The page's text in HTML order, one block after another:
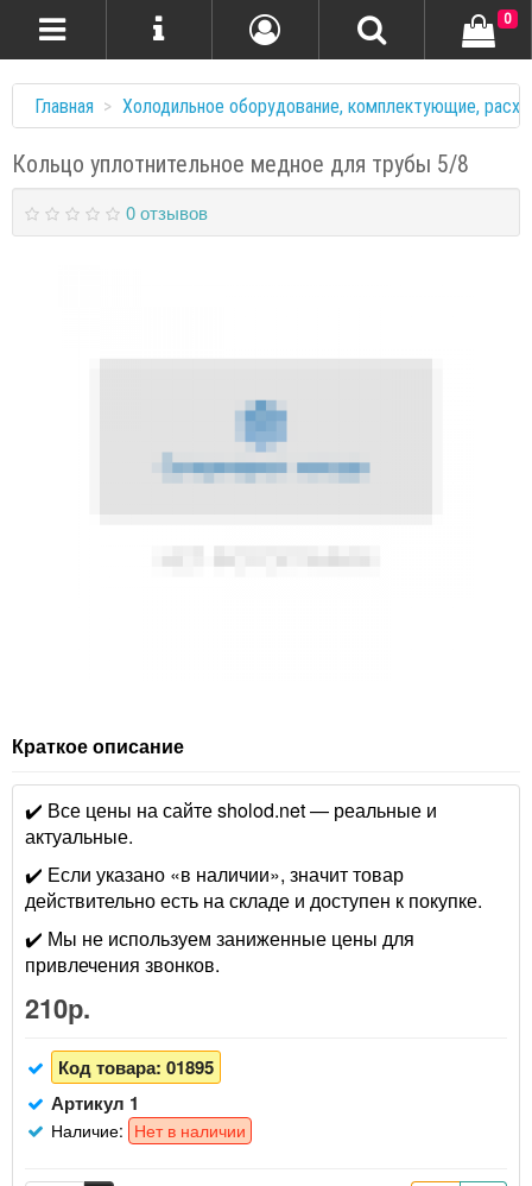
0
Главная Холодильное оборудование, комплектующие,
Кольцо уплотнительное медное для трубы 5/8
0 отзывов
Краткое описание
✔️ Все цены на сайте sholod.net — реальные и
актуальные.
✔️ Если указано «в наличии», значит товар
действительно есть на складе и доступен к покупке.
✔️ Мы не используем заниженные цены для
привлечения звонков.
210р.
Код товара: 01895
Артикул 1
Наличие: Нет в наличии